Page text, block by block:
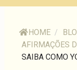
HOME /
AFIRMAÇÕES
SAIBA COMO